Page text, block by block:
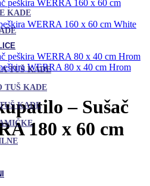
KADE
TUŠ KADE
TUŠ KADE
KADE
WERRA 160 x 60 cm White
WERRA 80 x 40 cm Hrom
– Sušač
180 x 60 cm